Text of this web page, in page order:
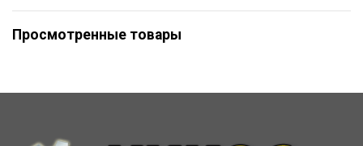
Просмотренные товары